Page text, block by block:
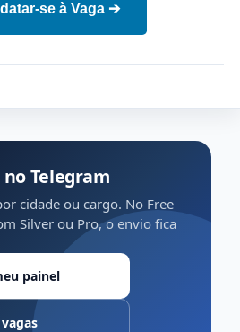
se à Vaga ➔
no Telegram
cidade ou cargo. No Free
Silver ou Pro, o envio fica
painel